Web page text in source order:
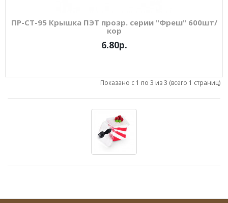
ПР-СТ-95 Крышка ПЭТ прозр. серии "Фреш" 600шт/
кор
6.80р.
Показано с 1 по 3 из 3 (всего 1 страниц)